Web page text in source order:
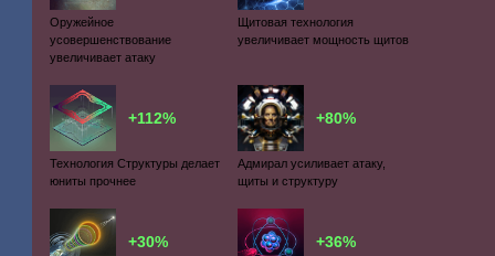
Оружейное
усовершенствование
увеличивает атаку
Щитовая технология
увеличивает мощность щитов
+112%
Технология Структуры делает
юниты прочнее
+80%
Адмирал усиливает атаку,
щиты и структуру
+30% +36%